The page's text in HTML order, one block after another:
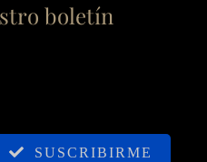
boletín
SUSCRIBIRME